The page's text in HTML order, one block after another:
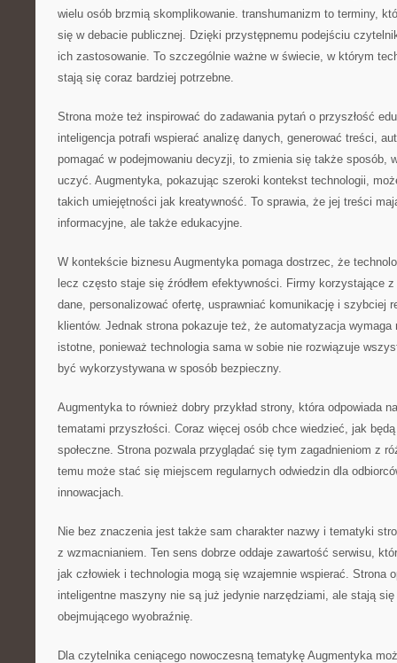
wielu osób brzmią skomplikowanie. transhumanizm to terminy,
się w debacie publicznej. Dzięki przystępnemu podejściu
ich zastosowanie. To szczególnie ważne w świecie, w którym
stają się coraz bardziej potrzebne.
Strona może też inspirować do zadawania pytań o przyszłość
inteligencja potrafi wspierać analizę danych, generować treści,
pomagać w podejmowaniu decyzji, to zmienia się także sposób,
uczyć. Augmentyka, pokazując szeroki kontekst technologii,
takich umiejętności jak kreatywność. To sprawia, że jej treści
informacyjne, ale także edukacyjne.
W kontekście biznesu Augmentyka pomaga dostrzec, że
lecz często staje się źródłem efektywności. Firmy korzystające
dane, personalizować ofertę, usprawniać komunikację i szybciej
klientów. Jednak strona pokazuje też, że automatyzacja wymaga
istotne, ponieważ technologia sama w sobie nie rozwiązuje
być wykorzystywana w sposób bezpieczny.
Augmentyka to również dobry przykład strony, która odpowiada
tematami przyszłości. Coraz więcej osób chce wiedzieć, jak będą
społeczne. Strona pozwala przyglądać się tym zagadnieniom z
temu może stać się miejscem regularnych odwiedzin dla
innowacjach.
Nie bez znaczenia jest także sam charakter nazwy i tematyki
z wzmacnianiem. Ten sens dobrze oddaje zawartość serwisu,
jak człowiek i technologia mogą się wzajemnie wspierać. Strona
inteligentne maszyny nie są już jedynie narzędziami, ale stają
obejmującego wyobraźnię.
Dla czytelnika ceniącego nowoczesną tematykę Augmentyka